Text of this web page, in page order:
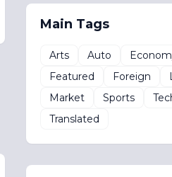
Main Tags
Arts Auto
Featured
Foreign
Market
Sports
Translated